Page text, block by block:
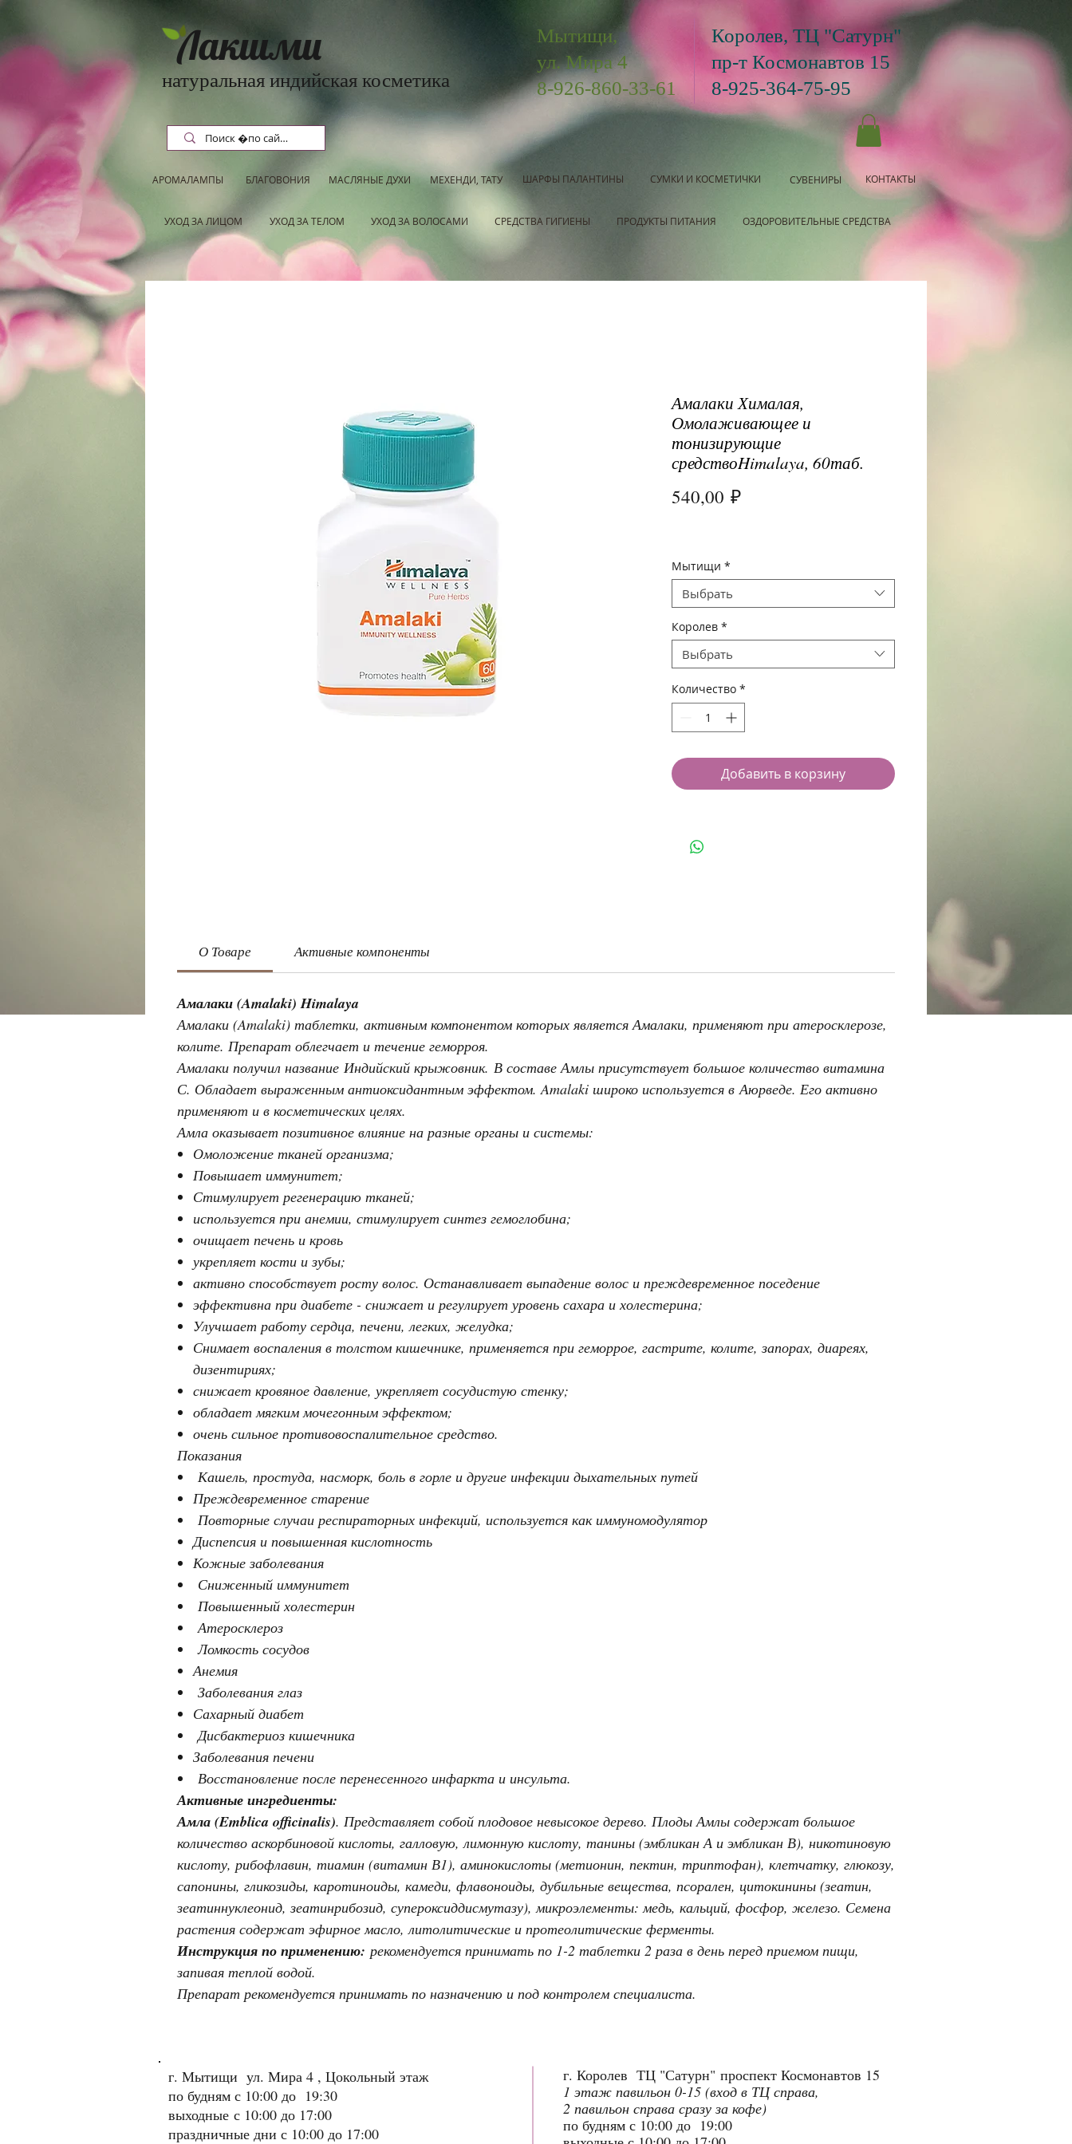
Лакшми
натуральная индийская косметика
Мытищи,
ул. Мира 4
8-926-860-33-61
Королев, ТЦ "Сатурн"
пр-т Космонавтов 15
8-925-364-75-95
АРОМАЛАМПЫ БЛАГОВОНИЯ МАСЛЯНЫЕ ДУХИ МЕХЕНДИ, ТАТУ ШАРФЫ ПАЛАНТИНЫ СУМКИ И КОСМЕТИЧКИ СУВЕНИРЫ КОНТАКТЫ
УХОД ЗА ЛИЦОМ УХОД ЗА ТЕЛОМ УХОД ЗА ВОЛОСАМИ СРЕДСТВА ГИГИЕНЫ ПРОДУКТЫ ПИТАНИЯ ОЗДОРОВИТЕЛЬНЫЕ СРЕДСТВА
Амалаки Хималая,
Омолаживающее и
тонизирующие
средствоHimalaya, 60таб.
540,00 ₽Цена
Мытищи *
Выбрать
Королев *
Выбрать
Количество *
Добавить в корзину
О Товаре Активные компоненты
Амалаки (Amalaki) Himalaya
Амалаки (Amalaki) таблетки, активным компонентом которых является Амалаки, применяют при атеросклерозе,
колите. Препарат облегчает и течение геморроя.
Амалаки получил название Индийский крыжовник. В составе Амлы присутствует большое количество витамина
С. Обладает выраженным антиоксидантным эффектом. Amalaki широко используется в Аюрведе. Его активно
применяют и в косметических целях.
Амла оказывает позитивное влияние на разные органы и системы:
Омоложение тканей организма;
Повышает иммунитет;
Стимулирует регенерацию тканей;
используется при анемии, стимулирует синтез гемоглобина;
очищает печень и кровь
укрепляет кости и зубы;
активно способствует росту волос. Останавливает выпадение волос и преждевременное поседение
эффективна при диабете - снижает и регулирует уровень сахара и холестерина;
Улучшает работу сердца, печени, легких, желудка;
Снимает воспаления в толстом кишечнике, применяется при геморрое, гастрите, колите, запорах, диареях,
дизентириях;
снижает кровяное давление, укрепляет сосудистую стенку;
обладает мягким мочегонным эффектом;
очень сильное противовоспалительное средство.
Показания
Кашель, простуда, насморк, боль в горле и другие инфекции дыхательных путей
Преждевременное старение
Повторные случаи респираторных инфекций, используется как иммуномодулятор
Диспепсия и повышенная кислотность
Кожные заболевания
Сниженный иммунитет
Повышенный холестерин
Атеросклероз
Ломкость сосудов
Анемия
Заболевания глаз
Сахарный диабет
Дисбактериоз кишечника
Заболевания печени
Восстановление после перенесенного инфаркта и инсульта.
Активные ингредиенты:
Амла (Emblica officinalis). Представляет собой плодовое невысокое дерево. Плоды Амлы содержат большое
количество аскорбиновой кислоты, галловую, лимонную кислоту, танины (эмбликан А и эмбликан В), никотиновую
кислоту, рибофлавин, тиамин (витамин В1), аминокислоты (метионин, пектин, триптофан), клетчатку, глюкозу,
сапонины, гликозиды, каротиноиды, камеди, флавоноиды, дубильные вещества, псорален, цитокинины (зеатин,
зеатиннуклеонид, зеатинрибозид, супероксиддисмутазу), микроэлементы: медь, кальций, фосфор, железо. Семена
растения содержат эфирное масло, литолитические и протеолитические ферменты.
Инструкция по применению: рекомендуется принимать по 1-2 таблетки 2 раза в день перед приемом пищи,
запивая теплой водой.
Препарат рекомендуется принимать по назначению и под контролем специалиста.
г. Мытищи ул. Мира 4 , Цокольный этаж
по будням с 10:00 до 19:30
выходные с 10:00 до 17:00
праздничные дни с 10:00 до 17:00
г. Королев ТЦ "Сатурн" проспект Космонавтов 15
1 этаж павильон 0-15 (вход в ТЦ справа,
2 павильон справа сразу за кофе)
по будням с 10:00 до 19:00